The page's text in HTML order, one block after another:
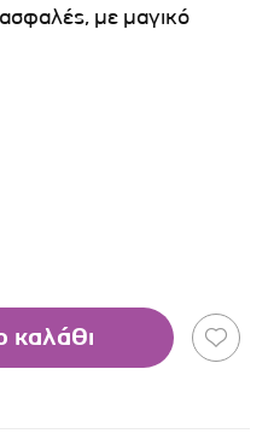
με μαγικό
καλάθι